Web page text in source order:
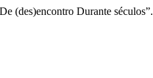
(des)encontro Durante séculos”.